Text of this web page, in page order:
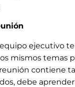
ejecutivo
mismos temas
contiene
debe